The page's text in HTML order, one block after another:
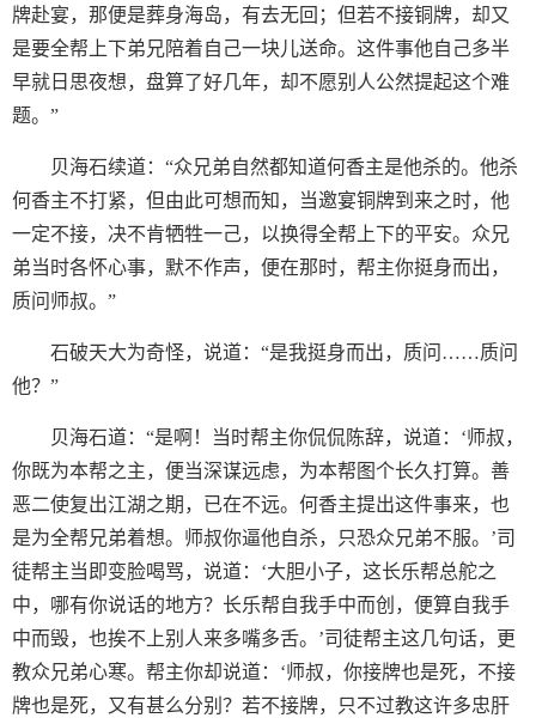
牌赴宴，那便是葬身海岛，有去无回；但若不接铜牌，却又
是要全帮上下弟兄陪着自己一块儿送命。这件事他自己多半
早就日思夜想，盘算了好几年，却不愿别人公然提起这个难
题。”
贝海石续道：“众兄弟自然都知道何香主是他杀的。他杀
何香主不打紧，但由此可想而知，当邀宴铜牌到来之时，他
一定不接，决不肯牺牲一己，以换得全帮上下的平安。众兄
弟当时各怀心事，默不作声，便在那时，帮主你挺身而出，
质问师叔。”
石破天大为奇怪，说道：“是我挺身而出，质问……质问
他？”
贝海石道：“是啊！当时帮主你侃侃陈辞，说道：‘师叔，
你既为本帮之主，便当深谋远虑，为本帮图个长久打算。善
恶二使复出江湖之期，已在不远。何香主提出这件事来，也
是为全帮兄弟着想。师叔你逼他自杀，只恐众兄弟不服。’司
徒帮主当即变脸喝骂，说道：‘大胆小子，这长乐帮总舵之
中，哪有你说话的地方？长乐帮自我手中而创，便算自我手
中而毁，也挨不上别人来多嘴多舌。’司徒帮主这几句话，更
教众兄弟心寒。帮主你却说道：‘师叔，你接牌也是死，不接
牌也是死，又有甚么分别？若不接牌，只不过教这许多忠肝